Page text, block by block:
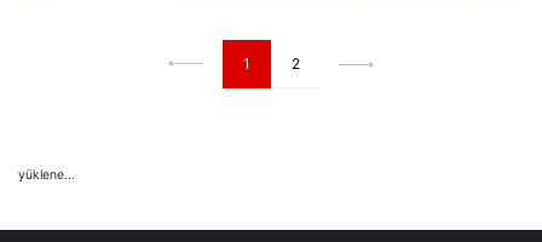
1 2
yüklene...